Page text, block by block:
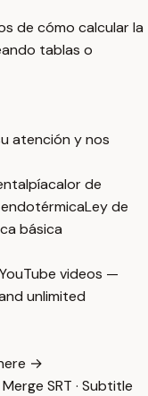
de cómo calcular la
tablas o
atención y nos
calor de
Ley de
básica
videos —
unlimited
→
Merge SRT · Subtitle